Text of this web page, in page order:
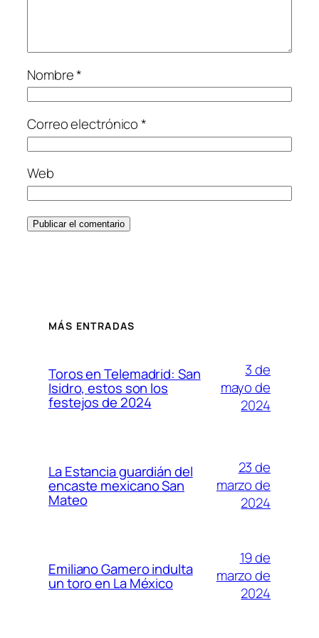
Nombre*
Correo electrónico*
Web
MÁS ENTRADAS
Toros en Telemadrid: San
Isidro, estos son los
festejos de 2024
3 de
mayo de
2024
La Estancia guardián del
encaste mexicano San
Mateo
23 de
marzo de
2024
Emiliano Gamero indulta
un toro en La México
19 de
marzo de
2024